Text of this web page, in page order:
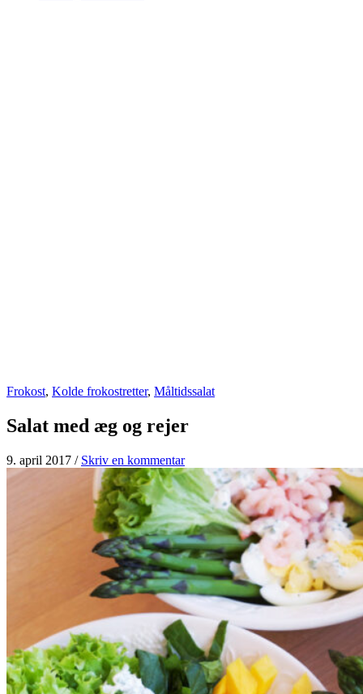
Frokost, Kolde frokostretter, Måltidssalat
Salat med æg og rejer
9. april 2017 / Skriv en kommentar